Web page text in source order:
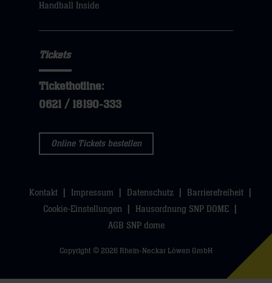
Handball Inside
Tickets
Tickethotline:
0621 / 18190-333
Online Tickets bestellen
Kontakt Impressum Datenschutz
Barrierefreiheit
Cookie-Einstellungen
Hausordnung SNP DOME
AGB SNP dome
Copyright © 2026 Rhein-Neckar Löwen GmbH